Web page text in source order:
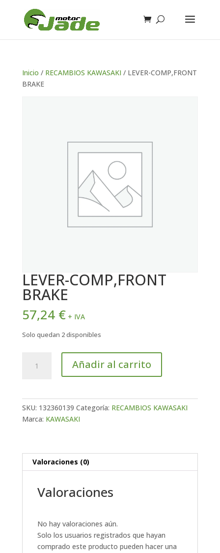
Inicio / RECAMBIOS KAWASAKI / LEVER-COMP,FRONT
BRAKE
LEVER-COMP,FRONT
BRAKE
57,24 € + IVA
Solo quedan 2 disponibles
COMP,FRONT
Añadir al carrito
SKU: 132360139 Categoría: RECAMBIOS KAWASAKI
Marca: KAWASAKI
Valoraciones (0)
Valoraciones
No hay valoraciones aún.
Solo los usuarios registrados que hayan
comprado este producto pueden hacer una